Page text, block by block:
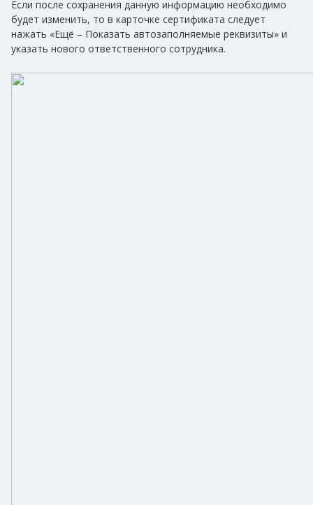
Если после сохранения данную информацию необходимо
будет изменить, то в карточке сертификата следует
нажать «Ещё – Показать автозаполняемые реквизиты» и
указать нового ответственного сотрудника.